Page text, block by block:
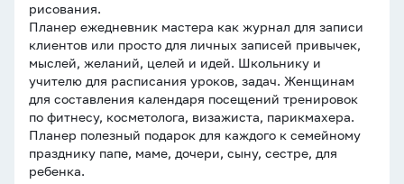
рисования.
Планер ежедневник мастера как журнал для записи
клиентов или просто для личных записей привычек,
мыслей, желаний, целей и идей. Школьнику и
учителю для расписания уроков, задач. Женщинам
для составления календаря посещений тренировок
по фитнесу, косметолога, визажиста, парикмахера.
Планер полезный подарок для каждого к семейному
празднику папе, маме, дочери, сыну, сестре, для
ребенка.